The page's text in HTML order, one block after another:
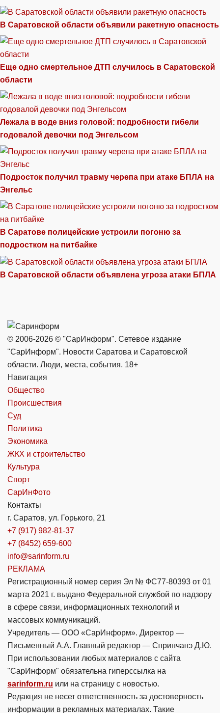
В Саратовской области объявили ракетную опасность
Еще одно смертельное ДТП случилось в Саратовской
области
Лежала в воде вниз головой: подробности гибели
годовалой девочки под Энгельсом
Подросток получил травму черепа при атаке БПЛА на
Энгельс
В Саратове полицейские устроили погоню за
подростком на питбайке
В Саратовской области объявлена угроза атаки БПЛА
© 2006-2026 © "СарИнформ". Сетевое издание
"СарИнформ". Новости Саратова и Саратовской
области. Люди, места, события. 18+
Навигация
Общество
Происшествия
Суд
Политика
Экономика
ЖКХ и строительство
Культура
Спорт
СарИнФото
Контакты
г. Саратов, ул. Горького, 21
+7 (917) 982-81-37
+7 (8452) 659-600
info@sarinform.ru
РЕКЛАМА
Регистрационный номер серия Эл № ФС77-80393 от 01
марта 2021 г. выдано Федеральной службой по надзору
в сфере связи, информационных технологий и
массовых коммуникаций.
Учредитель — ООО «СарИнформ». Директор —
Письменный А.А. Главный редактор — Спринчанэ Д.Ю.
При использовании любых материалов с сайта
"СарИнформ" обязательна гиперссылка на
sarinform.ru или на страницу с новостью.
Редакция не несет ответственность за достоверность
информации в рекламных материалах. Такие